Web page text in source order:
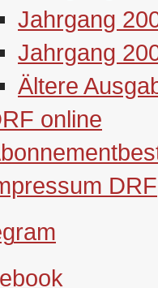
Jahrgang
Jahrgang
Ältere
online
DRF